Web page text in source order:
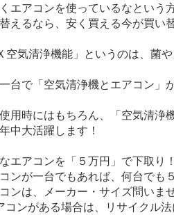
エアコンを使っているなという方
えるなら、安く買える今が買い
空気清浄機能」というのは、菌
台で「空気清浄機とエアコン」
用時にはもちろん、「空気清浄
中大活躍します！
エアコンを「５万円」で下取り
ンが一台でもあれば、何台でも
ンは、メーカー・サイズ問いま
コンがある場合は、リサイクル